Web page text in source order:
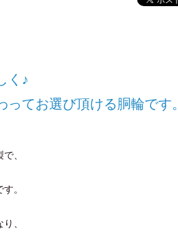
く♪
てお選び頂ける胴輪です。
、
。
、